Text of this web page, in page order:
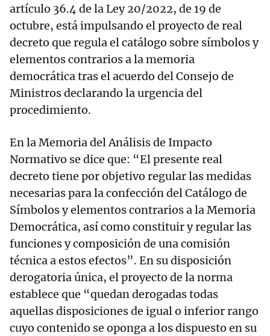
artículo 36.4 de la Ley 20/2022, de 19 de
octubre, está impulsando el proyecto de real
decreto que regula el catálogo sobre símbolos y
elementos contrarios a la memoria
democrática tras el acuerdo del Consejo de
Ministros declarando la urgencia del
procedimiento.
En la Memoria del Análisis de Impacto
Normativo se dice que: “El presente real
decreto tiene por objetivo regular las medidas
necesarias para la confección del Catálogo de
Símbolos y elementos contrarios a la Memoria
Democrática, así como constituir y regular las
funciones y composición de una comisión
técnica a estos efectos”. En su disposición
derogatoria única, el proyecto de la norma
establece que “quedan derogadas todas
aquellas disposiciones de igual o inferior rango
cuyo contenido se oponga a los dispuesto en su